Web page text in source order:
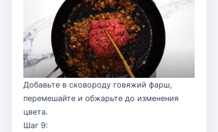
Добавьте в сковороду говяжий фарш,
перемешайте и обжарьте до изменения
цвета.
Шаг 9: